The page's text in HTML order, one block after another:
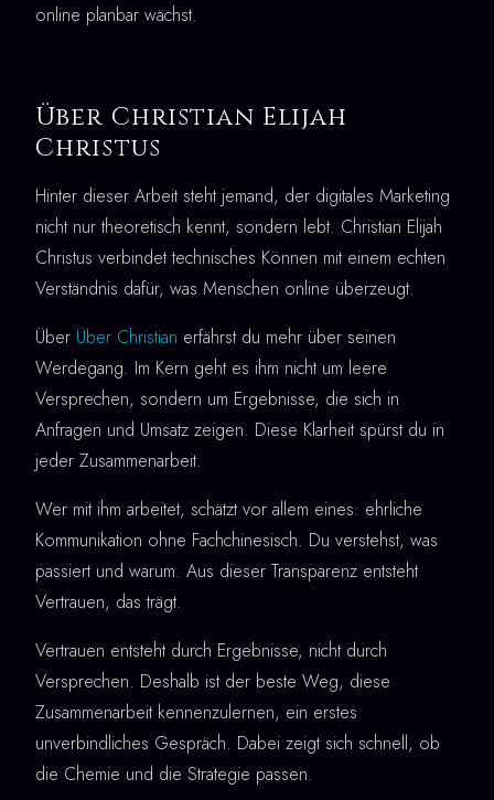
online planbar wächst.
Über Christian Elijah
Christus
Hinter dieser Arbeit steht jemand, der digitales Marketing
nicht nur theoretisch kennt, sondern lebt. Christian Elijah
Christus verbindet technisches Können mit einem echten
Verständnis dafür, was Menschen online überzeugt.
Über Über Christian erfährst du mehr über seinen
Werdegang. Im Kern geht es ihm nicht um leere
Versprechen, sondern um Ergebnisse, die sich in
Anfragen und Umsatz zeigen. Diese Klarheit spürst du in
jeder Zusammenarbeit.
Wer mit ihm arbeitet, schätzt vor allem eines: ehrliche
Kommunikation ohne Fachchinesisch. Du verstehst, was
passiert und warum. Aus dieser Transparenz entsteht
Vertrauen, das trägt.
Vertrauen entsteht durch Ergebnisse, nicht durch
Versprechen. Deshalb ist der beste Weg, diese
Zusammenarbeit kennenzulernen, ein erstes
unverbindliches Gespräch. Dabei zeigt sich schnell, ob
die Chemie und die Strategie passen.